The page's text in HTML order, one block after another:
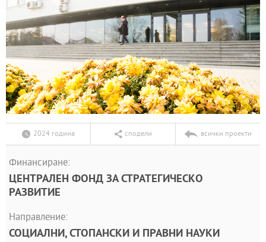
2024 година сподели всички проекти
Финансиране:
ЦЕНТРАЛЕН ФОНД ЗА СТРАТЕГИЧЕСКО
РАЗВИТИЕ
Направление:
СОЦИАЛНИ, СТОПАНСКИ И ПРАВНИ НАУКИ